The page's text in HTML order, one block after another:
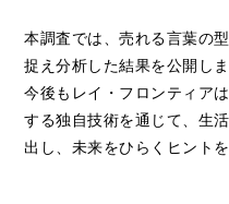
本調査では、売れる言葉の
捉え分析した結果を公開しま
今後もレイ・フロンティア
する独自技術を通じて、生
出し、未来をひらくヒント